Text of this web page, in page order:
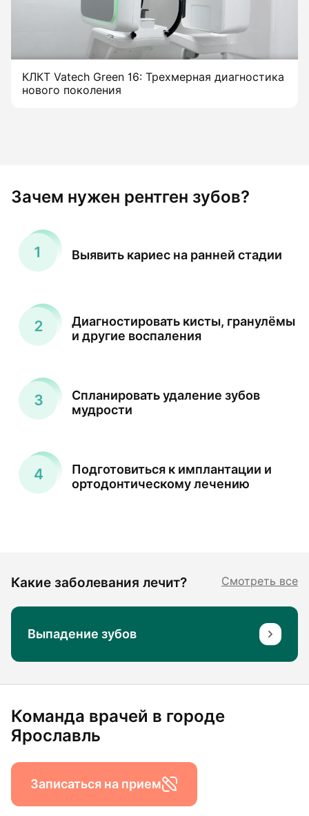
КЛКТ Vatech Green 16: Трехмерная диагностика
нового поколения
Зачем нужен рентген зубов?
Выявить кариес на ранней стадии
Диагностировать кисты, гранулёмы
и другие воспаления
Спланировать удаление зубов
мудрости
Подготовиться к имплантации и
ортодонтическому лечению
Какие заболевания лечит? Смотреть все
Выпадение зубов
Команда врачей в городе
Ярославль
Записаться на прием